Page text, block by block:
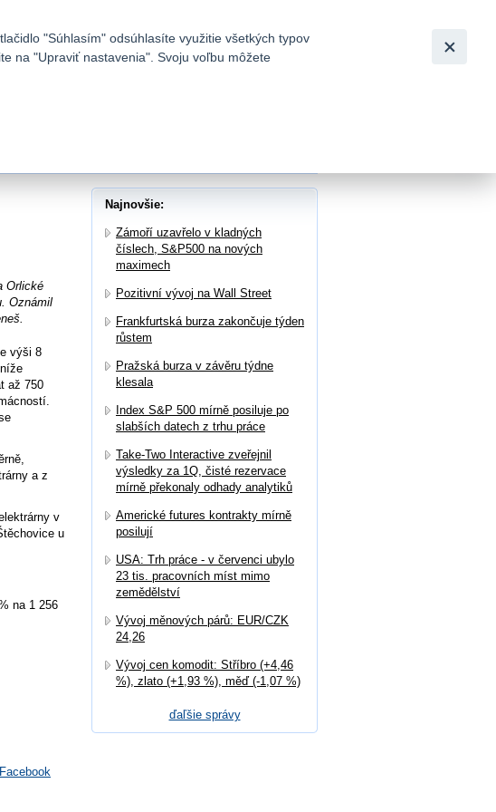
bankových
Orlické
Oznámil
výši 8
až 750
a z
v
u
na 1 256
Facebook
Najnovšie:
Zámoří uzavřelo v kladných
číslech, S&P500 na nových
maximech
Pozitivní vývoj na Wall Street
Frankfurtská burza zakončuje týden
růstem
Pražská burza v závěru týdne
klesala
Index S&P 500 mírně posiluje po
slabších datech z trhu práce
Take-Two Interactive zveřejnil
výsledky za 1Q, čisté rezervace
mírně překonaly odhady analytiků
Americké futures kontrakty mírně
posilují
USA: Trh práce - v červenci ubylo
23 tis. pracovních míst mimo
zemědělství
Vývoj měnových párů: EUR/CZK
24,26
Vývoj cen komodit: Stříbro (+4,46
%), zlato (+1,93 %), měď (-1,07 %)
ďaľšie správy
"Súhlasím" odsúhlasíte využitie všetkých typov
na "Upraviť nastavenia". Svoju voľbu môžete